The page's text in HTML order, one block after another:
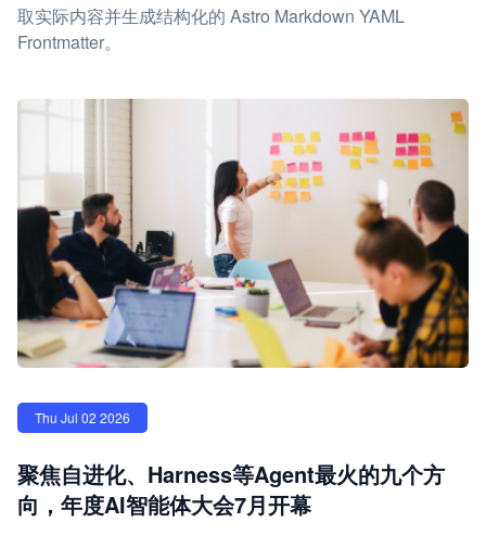
取实际内容并生成结构化的 Astro Markdown YAML
Frontmatter。
Thu Jul 02 2026
聚焦自进化、Harness等Agent最火的九个方
向，年度AI智能体大会7月开幕